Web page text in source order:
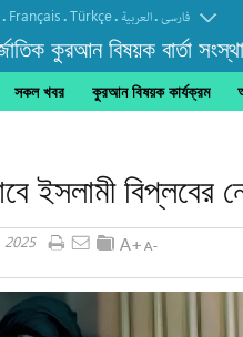
. Français.Türkçe. العربیة.فارسی
কুরআন বিষয়ক বার্তা সংস্থা
সকল খবর কুরআন বিষয়ক কার্যক্রম
হোসাইনি আজাদারি
ইসলামী বিপ্লবের
2025